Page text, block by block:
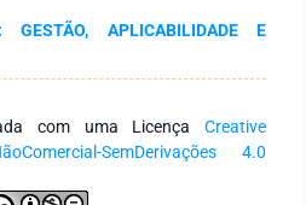
de fotólise direta atingiu a
enquanto para o método de
obteve-se 73,07%. Os dois
suas máximas conversões nos
experimental, no entanto,
se estatisticamente significativo
As ecotoxicidades encontradas
cetoprofeno são maiores que as
GESTÃO, APLICABILIDADE E
com uma Licença Creative
SemDerivações 4.0